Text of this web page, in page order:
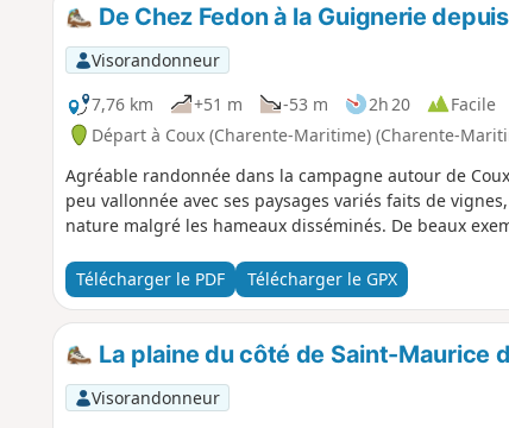
De Chez Fedon à la Guignerie
Visorandonneur
7,76 km
+51 m -53 m 2h 20
Facile
Départ à Coux (Charente-Maritime) (Charente-
Agréable randonnée dans la campagne autour de
peu vallonnée avec ses paysages variés faits de
nature malgré les hameaux disséminés. De beaux
Télécharger le PDF Télécharger le GPX
La plaine du côté de Saint-Maurice
Visorandonneur